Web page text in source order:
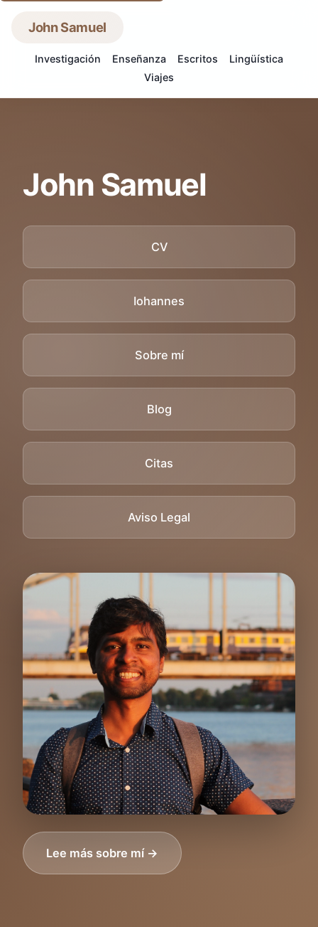
John Samuel
Investigación Enseñanza Escritos
Lingüística
Viajes
John Samuel
CV
Iohannes
Sobre mí
Blog
Citas
Aviso Legal
Lee más sobre mí →